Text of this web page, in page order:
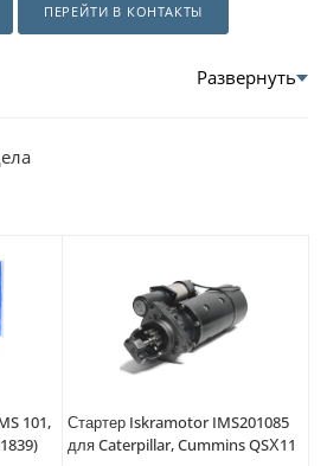
ПЕРЕЙТИ В КОНТАКТЫ
101,
Стартер Iskramotor IMS201085
для Caterpillar, Cummins QSХ11